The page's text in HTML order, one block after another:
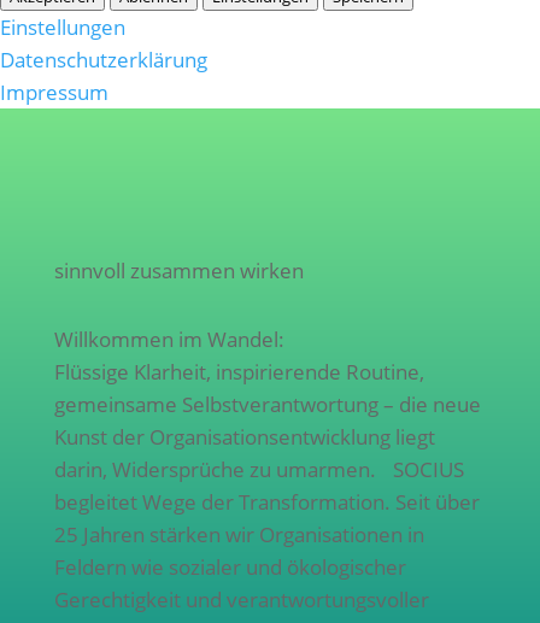
Einstellungen
Datenschutzerklärung
Impressum
sinnvoll zusammen wirken
Willkommen im Wandel:
Flüssige Klarheit, inspirierende Routine,
gemeinsame Selbstverantwortung – die neue
Kunst der Organisationsentwicklung liegt
darin, Widersprüche zu umarmen. SOCIUS
begleitet Wege der Transformation. Seit über
25 Jahren stärken wir Organisationen in
Feldern wie sozialer und ökologischer
Gerechtigkeit und verantwortungsvoller